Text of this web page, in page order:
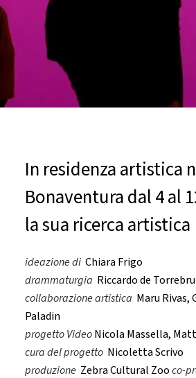
In residenza artistica
Bonaventura dal 4 al
la sua ricerca artistica
ideazione di Chiara Frigo
drammaturgia Riccardo de
collaborazione artistica Maru Rivas,
Paladin
progetto VideoNicola Massella,
cura del progetto Nicoletta Scrivo
produzione Zebra Cultural Zooco-